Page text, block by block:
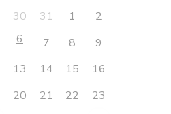
30 31 1
2
6 7 8
9
13 14 15
16
20 21 22
23